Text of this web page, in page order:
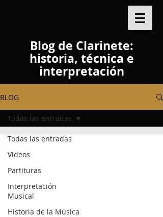
Blog de Clarinete:
historia, técnica e
interpretación
BLOG
Todas las entradas
Videos
Partituras
Interpretación
Musical
Historia de la Música
Todas las entradas